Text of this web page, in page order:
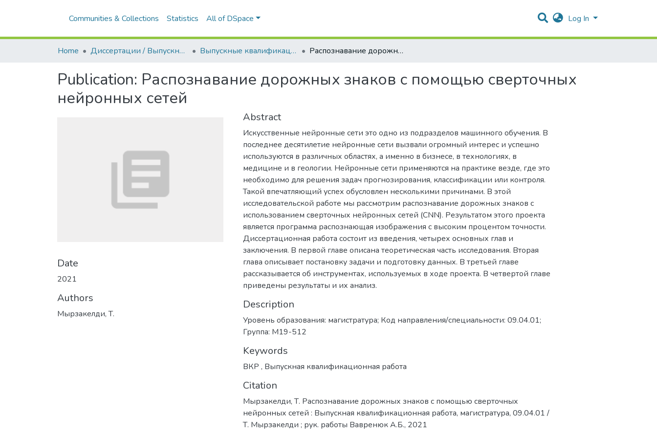
Communities & Collections Statistics All of DSpace Log In
Home Диссертации / Выпускные квалификационные работы Выпускные квалификационные работы Распознавание дорожных знаков с помощью сверточных нейронных сетей
Publication: Распознавание дорожных знаков с помощью сверточных
нейронных сетей
Date
2021
Authors
Мырзакелди, Т.
Abstract
Искусственные нейронные сети это одно из подразделов машинного обучения. В
последнее десятилетие нейронные сети вызвали огромный интерес и успешно
используются в различных областях, а именно в бизнесе, в технологиях, в
медицине и в геологии. Нейронные сети применяются на практике везде, где это
необходимо для решения задач прогнозирования, классификации или контроля.
Такой впечатляющий успех обусловлен несколькими причинами. В этой
исследовательской работе мы рассмотрим распознавание дорожных знаков с
использованием сверточных нейронных сетей (CNN). Результатом этого проекта
является программа распознающая изображения с высоким процентом точности.
Диссертационная работа состоит из введения, четырех основных глав и
заключения. В первой главе описана теоретическая часть исследования. Вторая
глава описывает постановку задачи и подготовку данных. В третьей главе
рассказывается об инструментах, используемых в ходе проекта. В четвертой главе
приведены результаты и их анализ.
Description
Уровень образования: магистратура; Код направления/специальности: 09.04.01;
Группа: М19-512
Keywords
ВКР , Выпускная квалификационная работа
Citation
Мырзакелди, Т. Распознавание дорожных знаков с помощью сверточных
нейронных сетей : Выпускная квалификационная работа, магистратура, 09.04.01 /
Т. Мырзакелди ; рук. работы Вавренюк А.Б., 2021